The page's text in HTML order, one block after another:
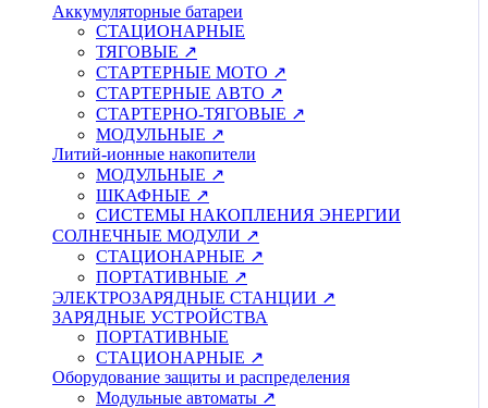
Аккумуляторные батареи
СТАЦИОНАРНЫЕ
ТЯГОВЫЕ ↗
СТАРТЕРНЫЕ МОТО ↗
СТАРТЕРНЫЕ АВТО ↗
СТАРТЕРНО-ТЯГОВЫЕ ↗
МОДУЛЬНЫЕ ↗
Литий-ионные накопители
МОДУЛЬНЫЕ ↗
ШКАФНЫЕ ↗
СИСТЕМЫ НАКОПЛЕНИЯ ЭНЕРГИИ
СОЛНЕЧНЫЕ МОДУЛИ ↗
СТАЦИОНАРНЫЕ ↗
ПОРТАТИВНЫЕ ↗
ЭЛЕКТРОЗАРЯДНЫЕ СТАНЦИИ ↗
ЗАРЯДНЫЕ УСТРОЙСТВА
ПОРТАТИВНЫЕ
СТАЦИОНАРНЫЕ ↗
Оборудование защиты и распределения
Модульные автоматы ↗